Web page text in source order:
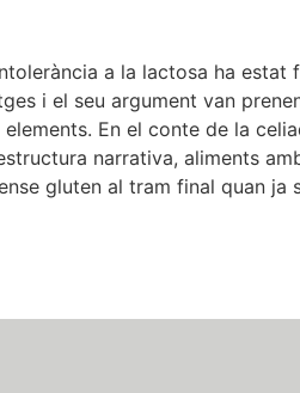
a la lactosa ha estat
i el seu argument van
En el conte de la
narrativa, aliments
gluten al tram final quan ja